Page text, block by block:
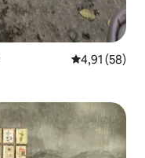
4,91 av 5 i
4,91 (58)